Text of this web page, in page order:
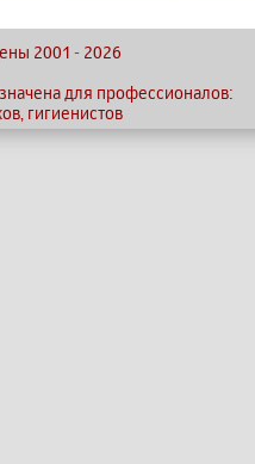
2001 - 2026
для профессионалов:
гигиенистов